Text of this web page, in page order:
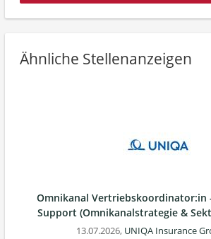
Ähnliche Stellenanzeigen
Omnikanal Vertriebskoordinator:in
Support (Omnikanalstrategie &
13.07.2026, UNIQA Insurance